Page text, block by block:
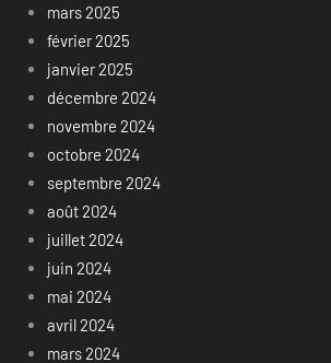
mars 2025
février 2025
janvier 2025
décembre 2024
novembre 2024
octobre 2024
septembre 2024
août 2024
juillet 2024
juin 2024
mai 2024
avril 2024
mars 2024